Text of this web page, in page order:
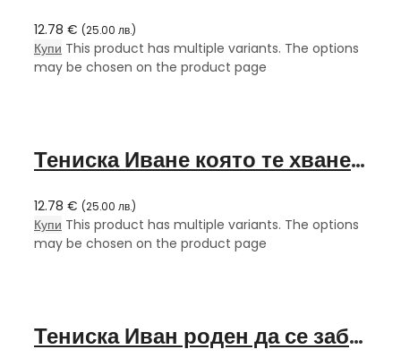
12.78 € (25.00 лв.)
Купи This product has multiple variants. The options
may be chosen on the product page
Тениска Иване която те хване кеф да и стане
12.78 € (25.00 лв.)
Купи This product has multiple variants. The options
may be chosen on the product page
Тениска Иван роден да се забавлява принуден да работи